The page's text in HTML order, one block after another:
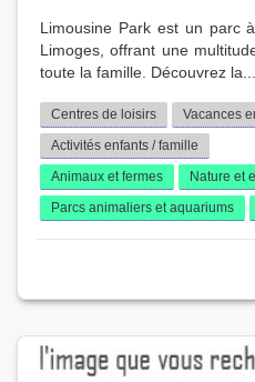
Limousine Park est un parc
Limoges, offrant une
toute la famille. Découvrez la...
Centres de loisirs
Vacances
Activités enfants / famille
Animaux et fermes
Nature et
Parcs animaliers et aquariums